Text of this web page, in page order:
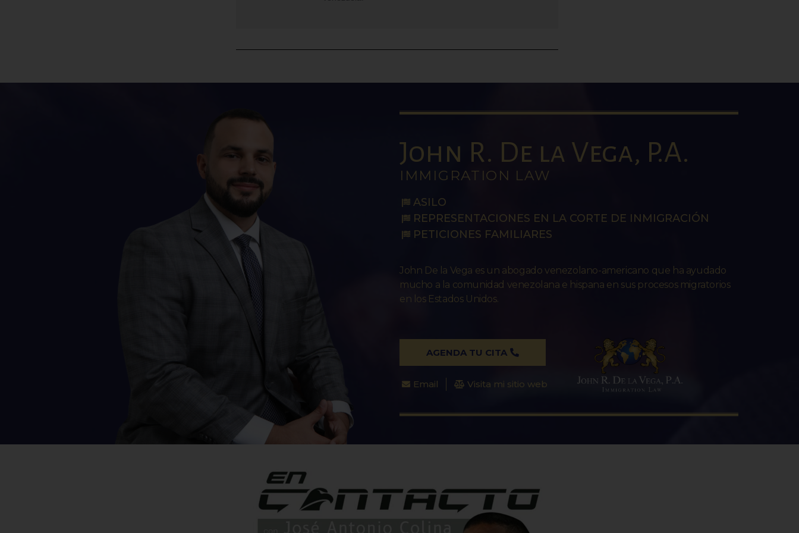
John R. De la Vega, P.A.
IMMIGRATION LAW
ASILO
REPRESENTACIONES EN LA CORTE DE INMIGRACIÓN
PETICIONES FAMILIARES
John De la Vega es un abogado venezolano-americano que ha ayudado
mucho a la comunidad venezolana e hispana en sus procesos migratorios
en los Estados Unidos.
AGENDA TU CITA
Email Visita mi sitio web